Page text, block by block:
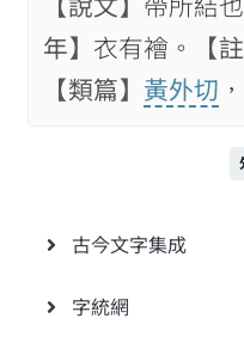
【說文】 帶所結也
年】 衣有襘。 【
【類篇】 黃外切
古今文字集成
字統網